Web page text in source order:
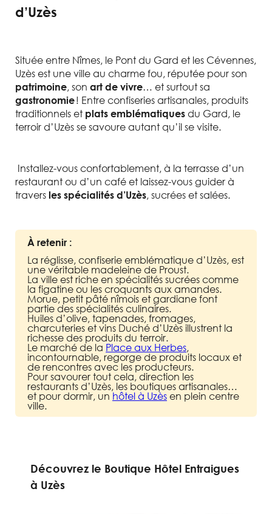
d’Uzès
Située entre Nîmes, le Pont du Gard et les Cévennes,
Uzès est une ville au charme fou, réputée pour son
patrimoine, son art de vivre… et surtout sa
gastronomie! Entre confiseries artisanales, produits
traditionnels et plats emblématiques du Gard, le
terroir d’Uzès se savoure autant qu’il se visite.
Installez-vous confortablement, à la terrasse d’un
restaurant ou d’un café et laissez-vous guider à
travers les spécialités d’Uzès, sucrées et salées.
À retenir :
La réglisse, confiserie emblématique d’Uzès, est
une véritable madeleine de Proust.
La ville est riche en spécialités sucrées comme
la figatine ou les croquants aux amandes.
Morue, petit pâté nîmois et gardiane font
partie des spécialités culinaires.
Huiles d’olive, tapenades, fromages,
charcuteries et vins Duché d’Uzès illustrent la
richesse des produits du terroir.
Le marché de la Place aux Herbes,
incontournable, regorge de produits locaux et
de rencontres avec les producteurs.
Pour savourer tout cela, direction les
restaurants d’Uzès, les boutiques artisanales…
et pour dormir, un hôtel à Uzèsen plein centre
ville.
Découvrez le Boutique Hôtel Entraigues
à Uzès